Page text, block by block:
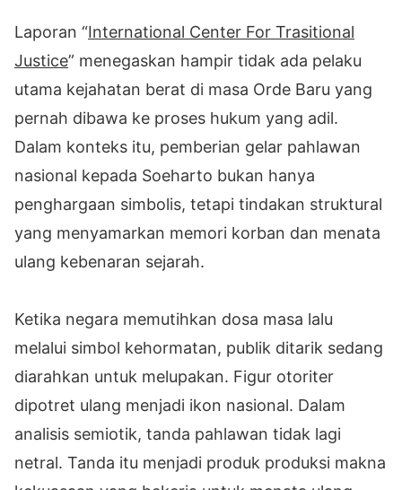
Laporan “International Center For Trasitional
Justice” menegaskan hampir tidak ada pelaku
utama kejahatan berat di masa Orde Baru yang
pernah dibawa ke proses hukum yang adil.
Dalam konteks itu, pemberian gelar pahlawan
nasional kepada Soeharto bukan hanya
penghargaan simbolis, tetapi tindakan struktural
yang menyamarkan memori korban dan menata
ulang kebenaran sejarah.
Ketika negara memutihkan dosa masa lalu
melalui simbol kehormatan, publik ditarik sedang
diarahkan untuk melupakan. Figur otoriter
dipotret ulang menjadi ikon nasional. Dalam
analisis semiotik, tanda pahlawan tidak lagi
netral. Tanda itu menjadi produk produksi makna